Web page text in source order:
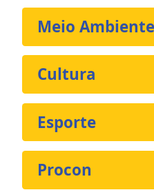
Meio Ambiente
Cultura
Esporte
Procon